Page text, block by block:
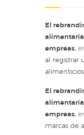
El
empreas.
al registrar
El
empreas.
marcas de